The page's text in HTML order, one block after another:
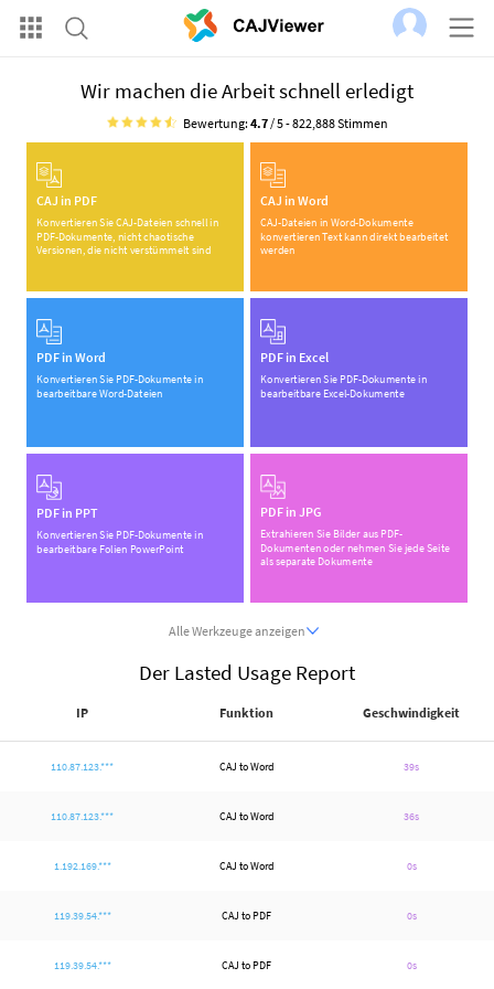
Wir machen die Arbeit schnell erledigt
Bewertung: 4.7 / 5 -822,888Stimmen
CAJ in PDF
Konvertieren Sie CAJ-Dateien schnell in
PDF-Dokumente, nicht chaotische
Versionen, die nicht verstümmelt sind
CAJ in Word
CAJ-Dateien in Word-Dokumente
konvertieren Text kann direkt bearbeitet
werden
PDF in Word
Konvertieren Sie PDF-Dokumente in
bearbeitbare Word-Dateien
PDF in Excel
Konvertieren Sie PDF-Dokumente in
bearbeitbare Excel-Dokumente
PDF in PPT
Konvertieren Sie PDF-Dokumente in
bearbeitbare Folien PowerPoint
PDF in JPG
Extrahieren Sie Bilder aus PDF-
Dokumenten oder nehmen Sie jede Seite
als separate Dokumente
Alle Werkzeuge anzeigen
Der Lasted Usage Report
IP Funktion Geschwindigkeit
110.87.123.*** CAJ to Word 39s
110.87.123.*** CAJ to Word 36s
1.192.169.*** CAJ to Word 0s
119.39.54.*** CAJ to PDF 0s
119.39.54.*** CAJ to PDF 0s